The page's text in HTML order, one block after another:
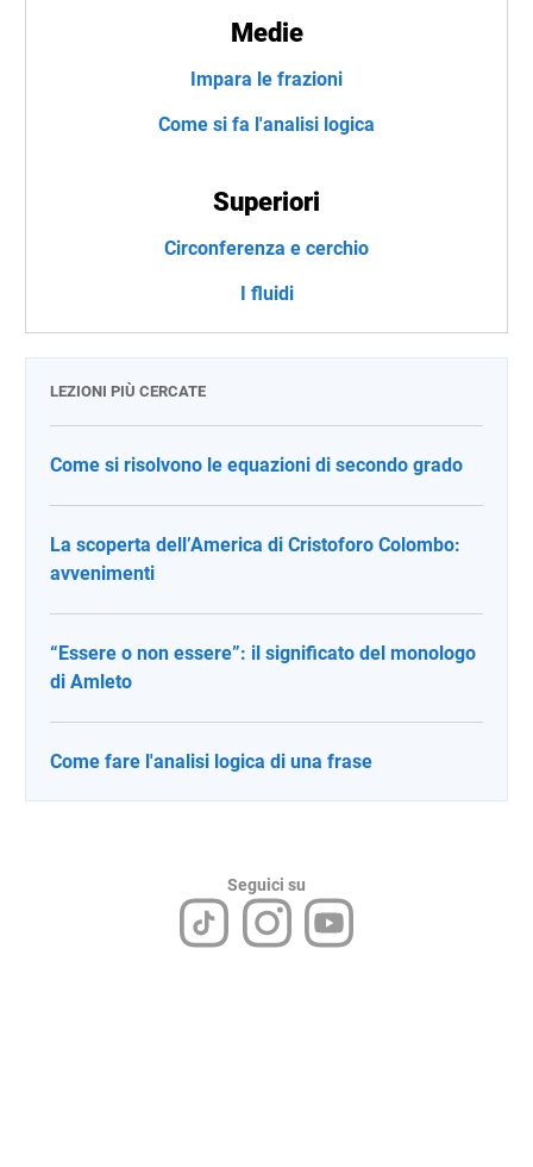
Medie
Impara le frazioni
Come si fa l'analisi logica
Superiori
Circonferenza e cerchio
I fluidi
LEZIONI PIÙ CERCATE
Come si risolvono le equazioni di secondo grado
La scoperta dell’America di Cristoforo Colombo:
avvenimenti
“Essere o non essere”: il significato del monologo
di Amleto
Come fare l'analisi logica di una frase
Seguici su